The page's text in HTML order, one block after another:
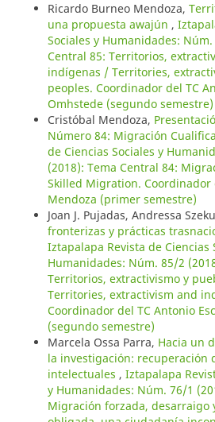
Ricardo Burneo Mendoza,
una propuesta awajún ,
Sociales y Humanidades:
Central 85: Territorios,
indígenas / Territories,
peoples. Coordinador del TC
Omhstede (segundo semestre)
Cristóbal Mendoza,
Número 84: Migración
de Ciencias Sociales y
(2018): Tema Central 84:
Skilled Migration. Coordinador
Mendoza (primer semestre)
Joan J. Pujadas, Andressa
fronterizas y prácticas
Iztapalapa Revista de Ciencias
Humanidades: Núm. 85/2
Territorios, extractivismo y
Territories, extractivism and
Coordinador del TC Antonio
(segundo semestre)
Marcela Ossa Parra, Hacia un
la investigación: recuperación
intelectuales , Iztapalapa
y Humanidades: Núm. 76/1
Migración forzada, desarraigo